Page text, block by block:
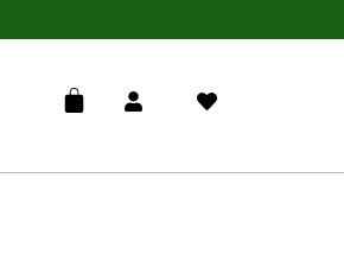
עגלת